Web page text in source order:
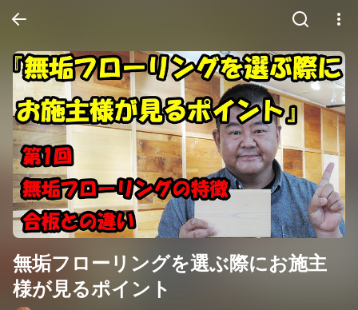
無垢フローリングを選ぶ際にお施主
様が見るポイント